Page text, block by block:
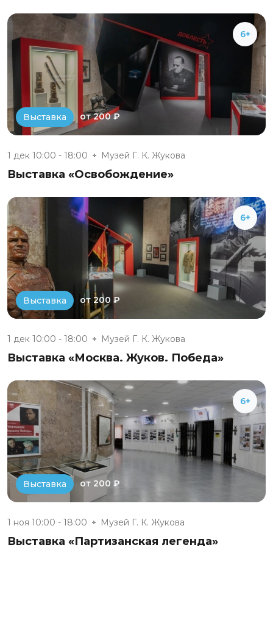
6+
Выставка от 200 ₽
1 дек 10:00 - 18:00 Музей Г. К. Жукова
Выставка «Освобождение»
6+
Выставка от 200 ₽
1 дек 10:00 - 18:00 Музей Г. К. Жукова
Выставка «Москва. Жуков. Победа»
6+
Выставка от 200 ₽
1 ноя 10:00 - 18:00 Музей Г. К. Жукова
Выставка «Партизанская легенда»